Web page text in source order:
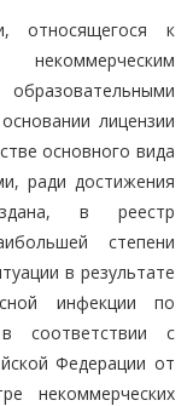
относящегося к
лицензии
основного вида
ради достижения
в реестр
степени
в результате
инфекции по
с
Федерации от
некоммерческих